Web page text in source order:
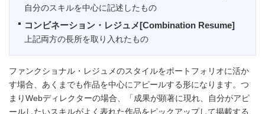
自分のスキルを中心に記述したもの
コンビネーション・レジュメ[Combination Resume]
上記両方の長所を取り入れたもの
ファンクショナル・レジュメのスタイルをポートフォリオに活か
す場合、あくまでも作品を中心にアピールする形になります。つ
まりWebディレクターの場合、「成果が顕著に現れ、自分がアピ
ールしたいスキルがよく表れた作品をピックアップして掲載する